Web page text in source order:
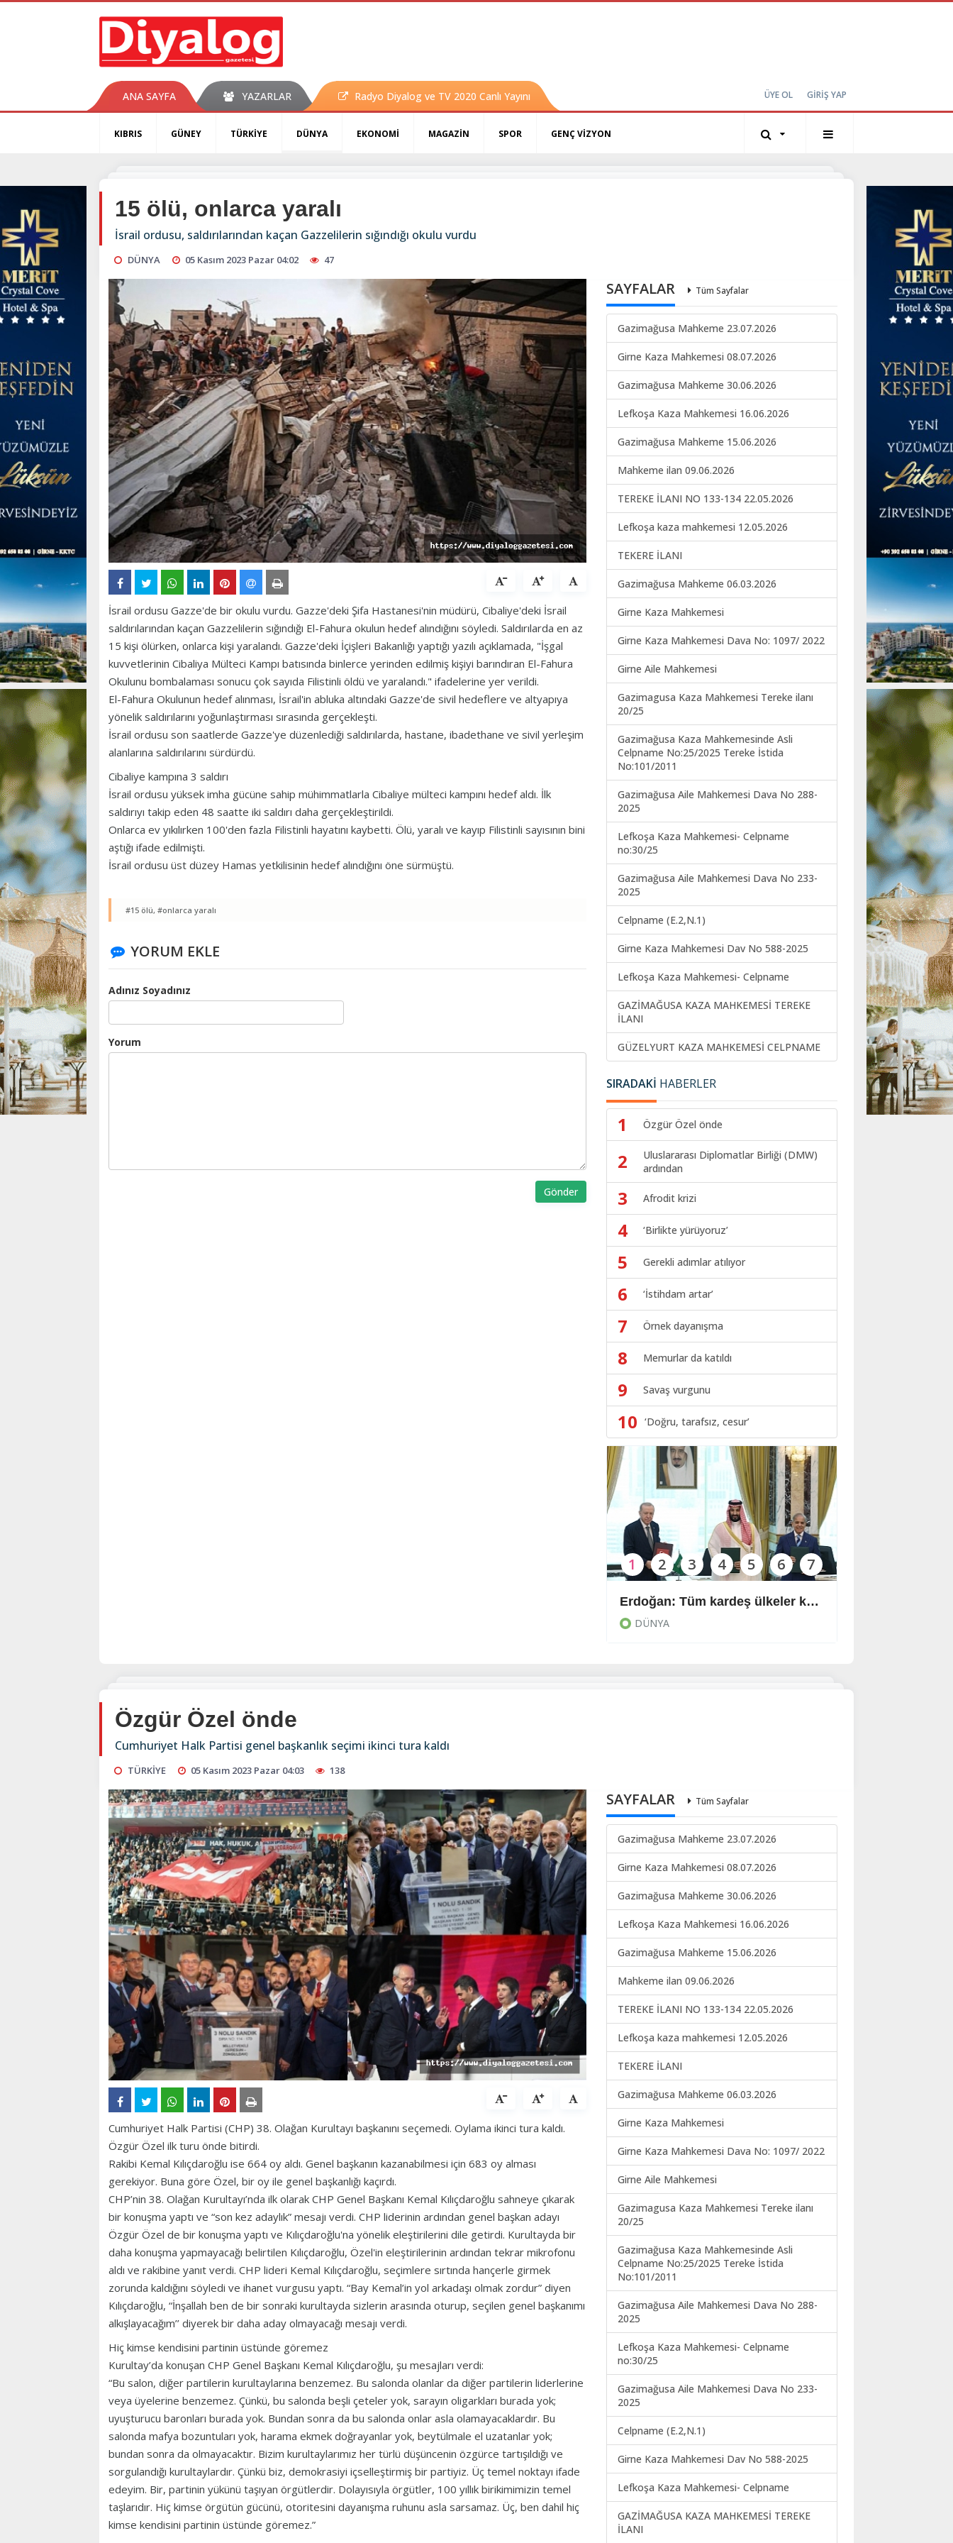
ANA SAYFA YAZARLAR Radyo Diyalog ve TV 2020 Canlı Yayını ÜYE OL GİRİŞ YAP
KIBRIS GÜNEY TÜRKİYE DÜNYA EKONOMİ MAGAZİN SPOR GENÇ VİZYON
15 ölü, onlarca yaralı
İsrail ordusu, saldırılarından kaçan Gazzelilerin sığındığı okulu vurdu
DÜNYA 05 Kasım 2023 Pazar 04:02 47
İsrail ordusu Gazze'de bir okulu vurdu. Gazze'deki Şifa Hastanesi'nin müdürü, Cibaliye'deki İsrail
saldırılarından kaçan Gazzelilerin sığındığı El-Fahura okulun hedef alındığını söyledi. Saldırılarda en az
15 kişi ölürken, onlarca kişi yaralandı. Gazze'deki İçişleri Bakanlığı yaptığı yazılı açıklamada, "İşgal
kuvvetlerinin Cibaliya Mülteci Kampı batısında binlerce yerinden edilmiş kişiyi barındıran El-Fahura
Okulunu bombalaması sonucu çok sayıda Filistinli öldü ve yaralandı." ifadelerine yer verildi.
El-Fahura Okulunun hedef alınması, İsrail'in abluka altındaki Gazze'de sivil hedeflere ve altyapıya
yönelik saldırılarını yoğunlaştırması sırasında gerçekleşti.
İsrail ordusu son saatlerde Gazze'ye düzenlediği saldırılarda, hastane, ibadethane ve sivil yerleşim
alanlarına saldırılarını sürdürdü.
Cibaliye kampına 3 saldırı
İsrail ordusu yüksek imha gücüne sahip mühimmatlarla Cibaliye mülteci kampını hedef aldı. İlk
saldırıyı takip eden 48 saatte iki saldırı daha gerçekleştirildi.
Onlarca ev yıkılırken 100'den fazla Filistinli hayatını kaybetti. Ölü, yaralı ve kayıp Filistinli sayısının bini
aştığı ifade edilmişti.
İsrail ordusu üst düzey Hamas yetkilisinin hedef alındığını öne sürmüştü.
#15 ölü, #onlarca yaralı
YORUM EKLE
Adınız Soyadınız
Yorum
Gönder
SAYFALAR Tüm Sayfalar
Gazimağusa Mahkeme 23.07.2026
Girne Kaza Mahkemesi 08.07.2026
Gazimağusa Mahkeme 30.06.2026
Lefkoşa Kaza Mahkemesi 16.06.2026
Gazimağusa Mahkeme 15.06.2026
Mahkeme ilan 09.06.2026
TEREKE İLANI NO 133-134 22.05.2026
Lefkoşa kaza mahkemesi 12.05.2026
TEKERE İLANI
Gazimağusa Mahkeme 06.03.2026
Girne Kaza Mahkemesi
Girne Kaza Mahkemesi Dava No: 1097/ 2022
Girne Aile Mahkemesi
Gazimagusa Kaza Mahkemesi Tereke ilanı
20/25
Gazimağusa Kaza Mahkemesinde Asli
Celpname No:25/2025 Tereke İstida
No:101/2011
Gazimağusa Aile Mahkemesi Dava No 288-
2025
Lefkoşa Kaza Mahkemesi- Celpname
no:30/25
Gazimağusa Aile Mahkemesi Dava No 233-
2025
Celpname (E.2,N.1)
Girne Kaza Mahkemesi Dav No 588-2025
Lefkoşa Kaza Mahkemesi- Celpname
GAZİMAĞUSA KAZA MAHKEMESİ TEREKE
İLANI
GÜZELYURT KAZA MAHKEMESİ CELPNAME
SIRADAKİ HABERLER
1 Özgür Özel önde
2
Uluslararası Diplomatlar Birliği (DMW)
ardından
3 Afrodit krizi
4 ‘Birlikte yürüyoruz’
5 Gerekli adımlar atılıyor
6 ‘İstihdam artar’
7 Örnek dayanışma
8 Memurlar da katıldı
9 Savaş vurgunu
10 ‘Doğru, tarafsız, cesur’
Erdoğan: Tüm kardeş ülkeler katılabilir
DÜNYA
1 2 3 4 5 6 7
Özgür Özel önde
Cumhuriyet Halk Partisi genel başkanlık seçimi ikinci tura kaldı
TÜRKİYE 05 Kasım 2023 Pazar 04:03 138
Cumhuriyet Halk Partisi (CHP) 38. Olağan Kurultayı başkanını seçemedi. Oylama ikinci tura kaldı.
Özgür Özel ilk turu önde bitirdi.
Rakibi Kemal Kılıçdaroğlu ise 664 oy aldı. Genel başkanın kazanabilmesi için 683 oy alması
gerekiyor. Buna göre Özel, bir oy ile genel başkanlığı kaçırdı.
CHP’nin 38. Olağan Kurultayı’nda ilk olarak CHP Genel Başkanı Kemal Kılıçdaroğlu sahneye çıkarak
bir konuşma yaptı ve “son kez adaylık” mesajı verdi. CHP liderinin ardından genel başkan adayı
Özgür Özel de bir konuşma yaptı ve Kılıçdaroğlu'na yönelik eleştirilerini dile getirdi. Kurultayda bir
daha konuşma yapmayacağı belirtilen Kılıçdaroğlu, Özel'in eleştirilerinin ardından tekrar mikrofonu
aldı ve rakibine yanıt verdi. CHP lideri Kemal Kılıçdaroğlu, seçimlere sırtında hançerle girmek
zorunda kaldığını söyledi ve ihanet vurgusu yaptı. “Bay Kemal’in yol arkadaşı olmak zordur” diyen
Kılıçdaroğlu, “İnşallah ben de bir sonraki kurultayda sizlerin arasında oturup, seçilen genel başkanımı
alkışlayacağım’’ diyerek bir daha aday olmayacağı mesajı verdi.
Hiç kimse kendisini partinin üstünde göremez
Kurultay’da konuşan CHP Genel Başkanı Kemal Kılıçdaroğlu, şu mesajları verdi:
“Bu salon, diğer partilerin kurultaylarına benzemez. Bu salonda olanlar da diğer partilerin liderlerine
veya üyelerine benzemez. Çünkü, bu salonda beşli çeteler yok, sarayın oligarkları burada yok;
uyuşturucu baronları burada yok. Bundan sonra da bu salonda onlar asla olamayacaklardır. Bu
salonda mafya bozuntuları yok, harama ekmek doğrayanlar yok, beytülmale el uzatanlar yok;
bundan sonra da olmayacaktır. Bizim kurultaylarımız her türlü düşüncenin özgürce tartışıldığı ve
sorgulandığı kurultaylardır. Çünkü biz, demokrasiyi içselleştirmiş bir partiyiz. Üç temel noktayı ifade
edeyim. Bir, partinin yükünü taşıyan örgütlerdir. Dolayısıyla örgütler, 100 yıllık birikimimizin temel
taşlarıdır. Hiç kimse örgütün gücünü, otoritesini dayanışma ruhunu asla sarsamaz. Üç, ben dahil hiç
kimse kendisini partinin üstünde göremez.”
SAYFALAR Tüm Sayfalar
Gazimağusa Mahkeme 23.07.2026
Girne Kaza Mahkemesi 08.07.2026
Gazimağusa Mahkeme 30.06.2026
Lefkoşa Kaza Mahkemesi 16.06.2026
Gazimağusa Mahkeme 15.06.2026
Mahkeme ilan 09.06.2026
TEREKE İLANI NO 133-134 22.05.2026
Lefkoşa kaza mahkemesi 12.05.2026
TEKERE İLANI
Gazimağusa Mahkeme 06.03.2026
Girne Kaza Mahkemesi
Girne Kaza Mahkemesi Dava No: 1097/ 2022
Girne Aile Mahkemesi
Gazimagusa Kaza Mahkemesi Tereke ilanı
20/25
Gazimağusa Kaza Mahkemesinde Asli
Celpname No:25/2025 Tereke İstida
No:101/2011
Gazimağusa Aile Mahkemesi Dava No 288-
2025
Lefkoşa Kaza Mahkemesi- Celpname
no:30/25
Gazimağusa Aile Mahkemesi Dava No 233-
2025
Celpname (E.2,N.1)
Girne Kaza Mahkemesi Dav No 588-2025
Lefkoşa Kaza Mahkemesi- Celpname
GAZİMAĞUSA KAZA MAHKEMESİ TEREKE
İLANI